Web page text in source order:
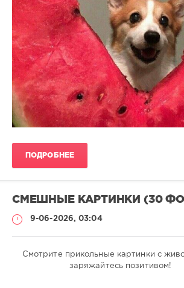
ПОДРОБНЕЕ
СМЕШНЫЕ КАРТИНКИ (30
9-06-2026, 03:04
Всякая
Смотрите прикольные картинки с
заряжайтесь позитивом!